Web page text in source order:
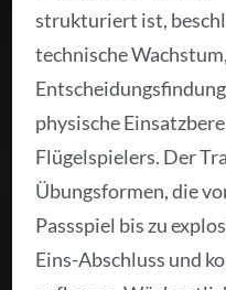
strukturiert ist,
technische
physische
Flügelspielers. Der
Übungsformen, die
Passspiel bis zu
Eins-Abschluss und